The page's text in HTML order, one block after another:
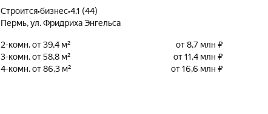
Строится•бизнес•4.1 (44)
Пермь, ул. Фридриха Энгельса
2-комн. от 39,4 м²
от 8,7 млн ₽
3-комн. от 58,8 м²
от 11,4 млн ₽
4-комн. от 86,3 м²
от 16,6 млн ₽